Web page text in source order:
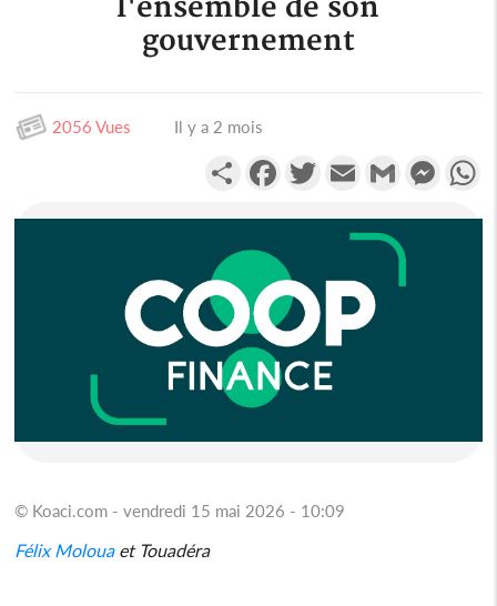
l'ensemble de son
gouvernement
2056 Vues Il y a 2 mois
PartagerFacebookTwitterEmail Gmail
© Koaci.com - vendredi 15 mai 2026 - 10:09
Félix Molouaet Touadéra